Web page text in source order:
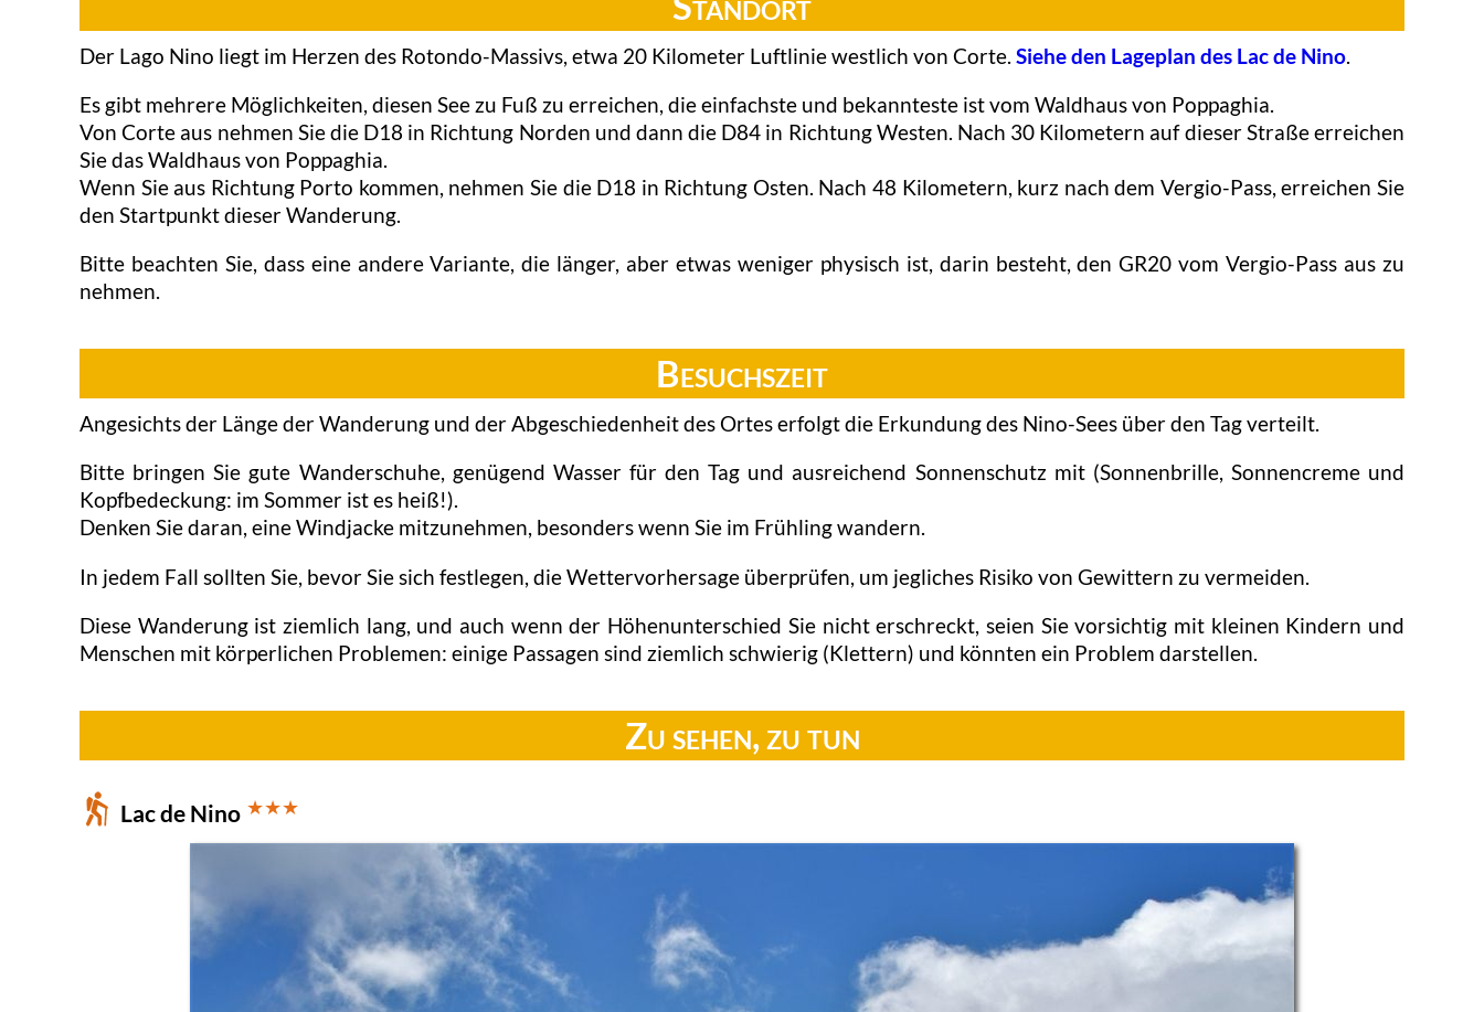
Der Lago Nino liegt im Herzen des Rotondo-Massivs, etwa 20 Kilometer Luftlinie westlich von Corte. Siehe den Lageplan des Lac de Nino.
Es gibt mehrere Möglichkeiten, diesen See zu Fuß zu erreichen, die einfachste und bekannteste ist vom Waldhaus von Poppaghia.
Von Corte aus nehmen Sie die D18 in Richtung Norden und dann die D84 in Richtung Westen. Nach 30 Kilometern auf dieser Straße erreichen
Sie das Waldhaus von Poppaghia.
Wenn Sie aus Richtung Porto kommen, nehmen Sie die D18 in Richtung Osten. Nach 48 Kilometern, kurz nach dem Vergio-Pass, erreichen Sie
den Startpunkt dieser Wanderung.
Bitte beachten Sie, dass eine andere Variante, die länger, aber etwas weniger physisch ist, darin besteht, den GR20 vom Vergio-Pass aus zu
nehmen.
Besuchszeit
Angesichts der Länge der Wanderung und der Abgeschiedenheit des Ortes erfolgt die Erkundung des Nino-Sees über den Tag verteilt.
Bitte bringen Sie gute Wanderschuhe, genügend Wasser für den Tag und ausreichend Sonnenschutz mit (Sonnenbrille, Sonnencreme und
Kopfbedeckung: im Sommer ist es heiß!).
Denken Sie daran, eine Windjacke mitzunehmen, besonders wenn Sie im Frühling wandern.
In jedem Fall sollten Sie, bevor Sie sich festlegen, die Wettervorhersage überprüfen, um jegliches Risiko von Gewittern zu vermeiden.
Diese Wanderung ist ziemlich lang, und auch wenn der Höhenunterschied Sie nicht erschreckt, seien Sie vorsichtig mit kleinen Kindern und
Menschen mit körperlichen Problemen: einige Passagen sind ziemlich schwierig (Klettern) und könnten ein Problem darstellen.
Zu sehen, zu tun
Lac de Nino ★★★